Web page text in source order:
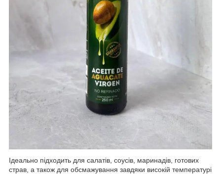
Ідеально підходить для салатів, соусів, маринадів, готових
страв, а також для обсмажування завдяки високій температурі